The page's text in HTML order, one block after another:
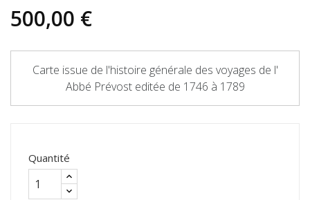
500,00 €
Carte issue de l'histoire générale des voyages de l'
Abbé Prévost editée de 1746 à 1789
Quantité